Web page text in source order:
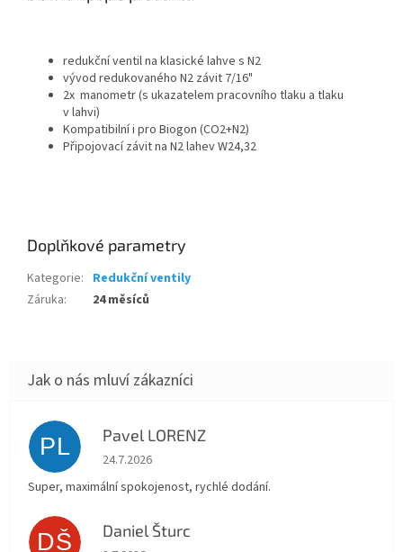
redukční ventil na klasické lahve s N2
vývod redukovaného N2 závit 7/16"
2x manometr (s ukazatelem pracovního tlaku a tlaku
v lahvi)
Kompatibilní i pro Biogon (CO2+N2)
Připojovací závit na N2 lahev W24,32
Doplňkové parametry
Kategorie: Redukční ventily
Záruka: 24 měsíců
PL Pavel LORENZ
Hodnocení obchodu je 5 z 5 hvězdiček.
24.7.2026
Super, maximální spokojenost, rychlé dodání.
DŠ Daniel Šturc